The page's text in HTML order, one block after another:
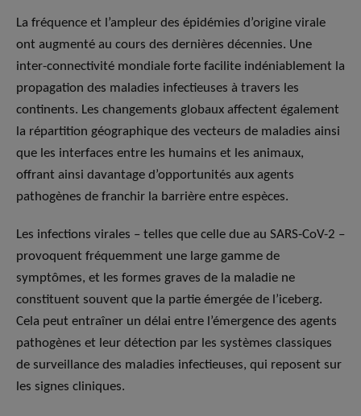
La fréquence et l’ampleur des épidémies d’origine virale
ont augmenté au cours des dernières décennies. Une
inter-connectivité mondiale forte facilite indéniablement la
propagation des maladies infectieuses à travers les
continents. Les changements globaux affectent également
la répartition géographique des vecteurs de maladies ainsi
que les interfaces entre les humains et les animaux,
offrant ainsi davantage d’opportunités aux agents
pathogènes de franchir la barrière entre espèces.
Les infections virales – telles que celle due au SARS-CoV-2 –
provoquent fréquemment une large gamme de
symptômes, et les formes graves de la maladie ne
constituent souvent que la partie émergée de l’iceberg.
Cela peut entraîner un délai entre l’émergence des agents
pathogènes et leur détection par les systèmes classiques
de surveillance des maladies infectieuses, qui reposent sur
les signes cliniques.